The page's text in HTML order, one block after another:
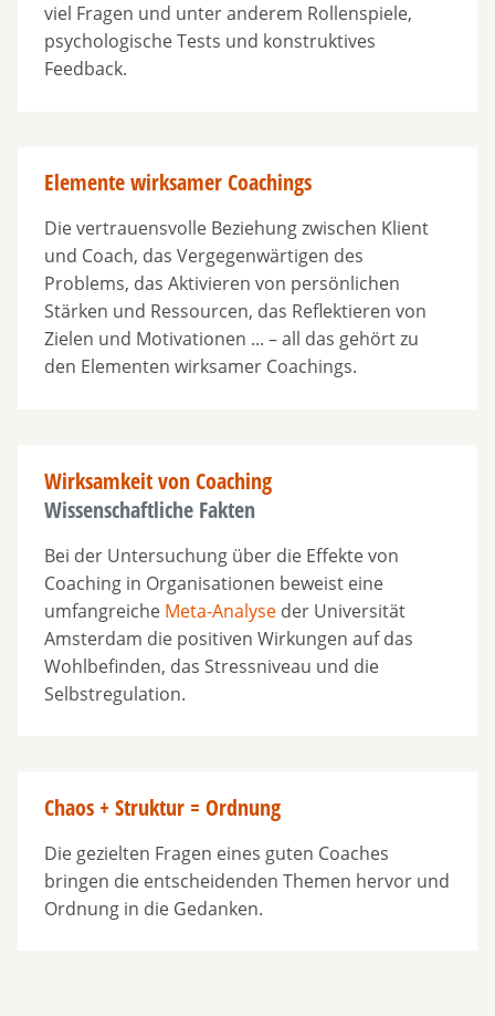
viel Fragen und unter anderem Rollenspiele,
psychologische Tests und konstruktives
Feedback.
Elemente wirksamer Coachings
Die vertrauensvolle Beziehung zwischen Klient
und Coach, das Vergegenwärtigen des
Problems, das Aktivieren von persönlichen
Stärken und Ressourcen, das Reflektieren von
Zielen und Motivationen ... – all das gehört zu
den Elementen wirksamer Coachings.
Wirksamkeit von Coaching
Wissenschaftliche Fakten
Bei der Untersuchung über die Effekte von
Coaching in Organisationen beweist eine
umfangreiche Meta-Analyse der Universität
Amsterdam die positiven Wirkungen auf das
Wohlbefinden, das Stressniveau und die
Selbstregulation.
Chaos + Struktur = Ordnung
Die gezielten Fragen eines guten Coaches
bringen die entscheidenden Themen hervor und
Ordnung in die Gedanken.